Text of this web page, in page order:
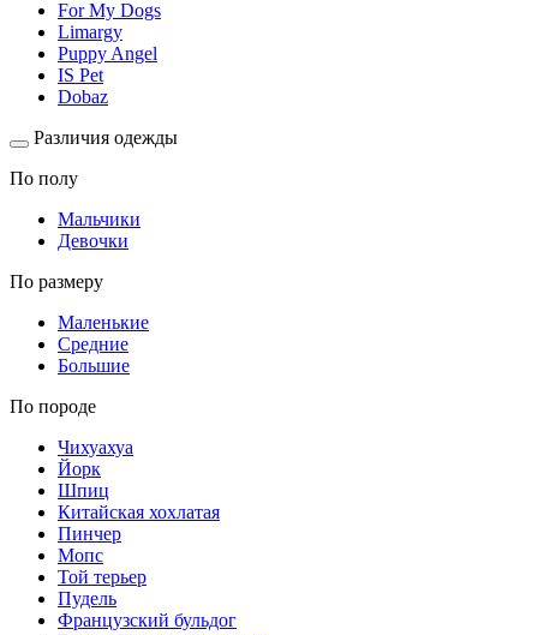
For My Dogs
Limargy
Puppy Angel
IS Pet
Dobaz
Различия одежды
По полу
Мальчики
Девочки
По размеру
Маленькие
Средние
Большие
По породе
Чихуахуа
Йорк
Шпиц
Китайская хохлатая
Пинчер
Мопс
Той терьер
Пудель
Французский бульдог